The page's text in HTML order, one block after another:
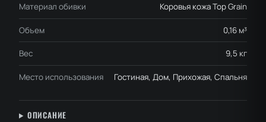
Материал обивки Коровья кожа Top Grain
Объем 0,16 м³
Вес 9,5 кг
Место использования Гостиная, Дом, Прихожая, Спальня
ОПИСАНИЕ